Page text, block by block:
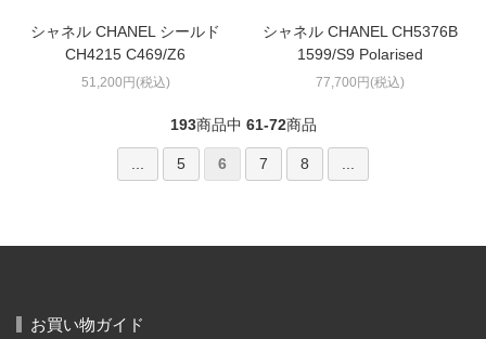
シャネル CHANEL シールド
CH4215 C469/Z6
51,200円(税込)
シャネル CHANEL CH5376B
1599/S9 Polarised
77,700円(税込)
193商品中 61-72商品
5 6 7 8
お買い物ガイド